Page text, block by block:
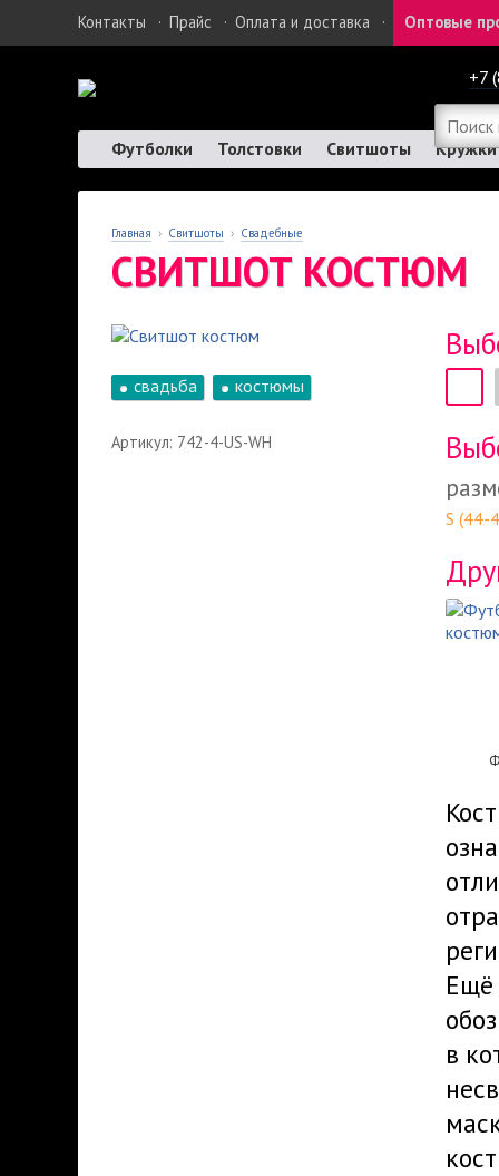
Контакты · Прайс · Оплата и доставка · Оптовые
+7
Футболки Толстовки Свитшоты Кружки
Главная › Свитшоты › Свадебные
СВИТШОТ КОСТЮМ
свадьба костюмы
Артикул: 742-4-US-WH
S (44-
Ещё
в